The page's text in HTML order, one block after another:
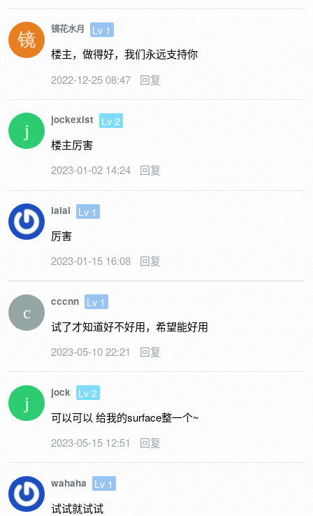
镜花水月
Lv 1
楼主，做得好，我们永远支持你
2022-12-25 08:47
回复
jockexist
Lv 2
楼主厉害
2023-01-02 14:24
回复
lalal
Lv 1
厉害
2023-01-15 16:08
回复
cccnn
Lv 1
试了才知道好不好用，希望能好用
2023-05-10 22:21
回复
jock
Lv 2
可以可以 给我的surface整一个~
2023-05-15 12:51
回复
wahaha
Lv 1
试试就试试